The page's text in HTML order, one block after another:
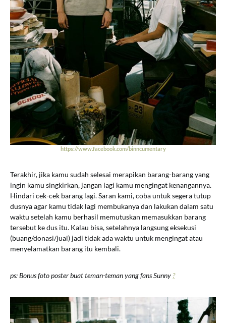
https://www.facebook.com/binncumentary
Terakhir, jika kamu sudah selesai merapikan barang-barang yang
ingin kamu singkirkan, jangan lagi kamu mengingat kenangannya.
Hindari cek-cek barang lagi. Saran kami, coba untuk segera tutup
dusnya agar kamu tidak lagi membukanya dan lakukan dalam satu
waktu setelah kamu berhasil memutuskan memasukkan barang
tersebut ke dus itu. Kalau bisa, setelahnya langsung eksekusi
(buang/donasi/jual) jadi tidak ada waktu untuk mengingat atau
menyelamatkan barang itu kembali.
ps: Bonus foto poster buat teman-teman yang fans Sunny ?